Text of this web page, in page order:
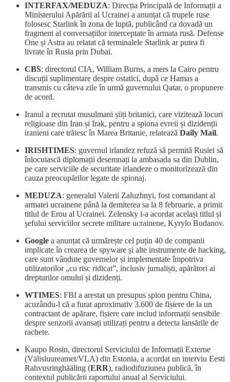
INTERFAX/MEDUZA: Direcția Principală de Informații a
Ministerului Apărării al Ucrainei a anunțat că trupele ruse
folosesc Starlink în zona de luptă, publicând ca dovadă un
fragment al conversațiilor interceptate în armata rusă. Defense
One și Astra au relatat că terminalele Starlink ar putea fi
livrate în Rusia prin Dubai.
CBS: directorul CIA, William Burns, a mers la Cairo pentru
discuții suplimentare despre ostatici, după ce Hamas a
transmis cu câteva zile în urmă guvernului Qatar, o propunere
de acord.
Iranul a recrutat musulmani șiiți britanici, care vizitează locuri
religioase din Iran și Irak, pentru a spiona evreii și dizidenții
iranieni care trăiesc în Marea Britanie, relatează Daily Mail.
IRISHTIMES: guvernul irlandez refuză să permită Rusiei să
înlocuiască diplomații desemnați la ambasada sa din Dublin,
pe care serviciile de securitate irlandeze o monitorizează din
cauza preocupărilor legate de spionaj.
MEDUZA: generalul Valerii Zaluzhnyi, fost comandant al
armatei ucrainene până la demiterea sa la 8 februarie, a primit
titlul de Erou al Ucrainei. Zelensky i-a acordat același titlul și
șefului serviciilor secrete militare ucrainene, Kyrylo Budanov.
Google a anunțat că urmărește cel puțin 40 de companii
implicate în crearea de spyware și alte instrumente de hacking,
care sunt vândute guvernelor și implementate împotriva
utilizatorilor „cu risc ridicat”, inclusiv jurnaliști, apărători ai
drepturilor omului și dizidenți.
WTIMES: FBI a arestat un presupus spion pentru China,
acuzându-l că a furat aproximativ 3.600 de fișiere de la un
contractant de apărare, fișiere care includ informații sensibile
despre senzorii avansați utilizați pentru a detecta lansările de
rachete.
Kaupo Rosin, directorul Serviciului de Informații Externe
(Välisluureamet/VLA) din Estonia, a acordat un interviu Eesti
Rahvusringhääling (ERR), radiodifuziunea publică, în
contextul publicării raportului anual al Serviciului.